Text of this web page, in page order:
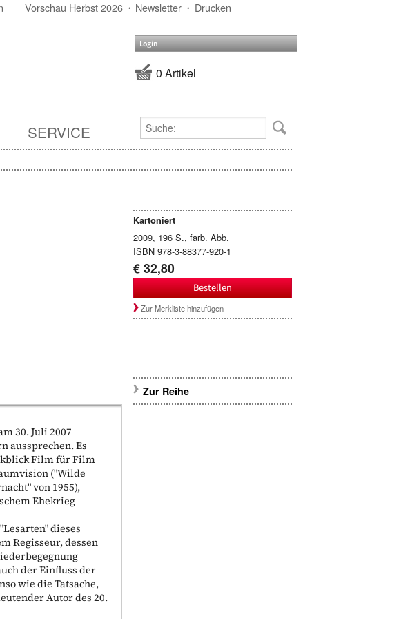
Vorschau Herbst 2026 Newsletter Drucken
Login
0 Artikel
SERVICE
Kartoniert
2009, 196 S., farb. Abb.
ISBN 978-3-88377-920-1
€ 32,80
Bestellen
Zur Merkliste hinzufügen
30. Juli 2007
aussprechen. Es
Film für Film
("Wilde
von 1955),
Ehekrieg
dieses
Regisseur, dessen
der Einfluss der
wie die Tatsache,
Autor des 20.
Zur Reihe